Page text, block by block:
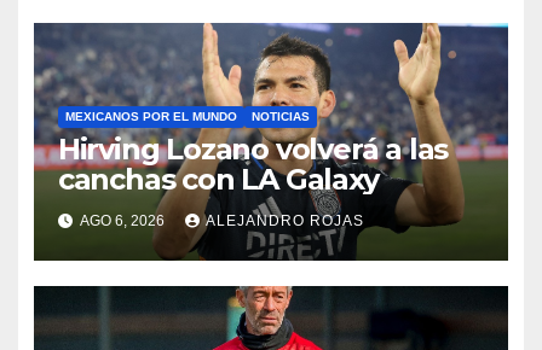
MEXICANOS POR EL MUNDO NOTICIAS
Hirving Lozano volverá a las
canchas con LA Galaxy
AGO 6, 2026 ALEJANDRO ROJAS